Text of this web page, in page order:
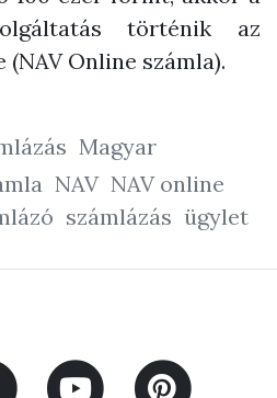
történik az
Online számla).
Magyar
NAV NAV online
számlázás ügylet